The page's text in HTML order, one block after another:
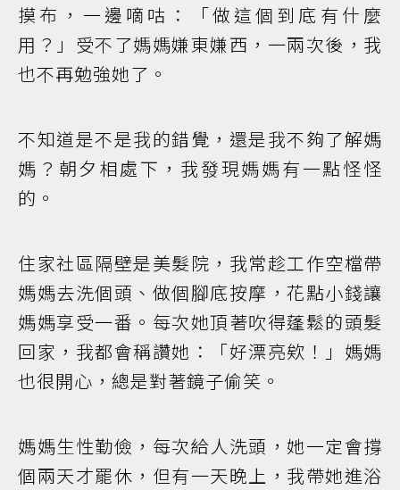
摸布，一邊嘀咕：「做這個到底有什麼
用？」受不了媽媽嫌東嫌西，一兩次後，我
也不再勉強她了。
不知道是不是我的錯覺，還是我不夠了解媽
媽？朝夕相處下，我發現媽媽有一點怪怪
的。
住家社區隔壁是美髮院，我常趁工作空檔帶
媽媽去洗個頭、做個腳底按摩，花點小錢讓
媽媽享受一番。每次她頂著吹得蓬鬆的頭髮
回家，我都會稱讚她：「好漂亮欸！」媽媽
也很開心，總是對著鏡子偷笑。
媽媽生性勤儉，每次給人洗頭，她一定會撐
個兩天才罷休，但有一天晚上，我帶她進浴